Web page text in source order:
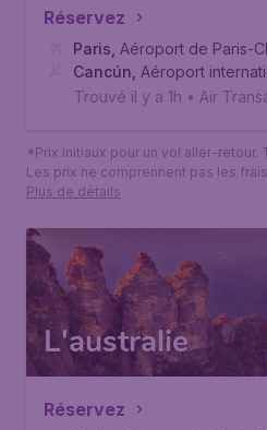
Réservez
Paris Aéroport de Paris-
Cancún Aéroport
Trouvé il y a 1h • Air
*Prix initiaux pour un vol aller-retour.
Les prix ne comprennent pas les
Plus de détails
L'australie
Réservez